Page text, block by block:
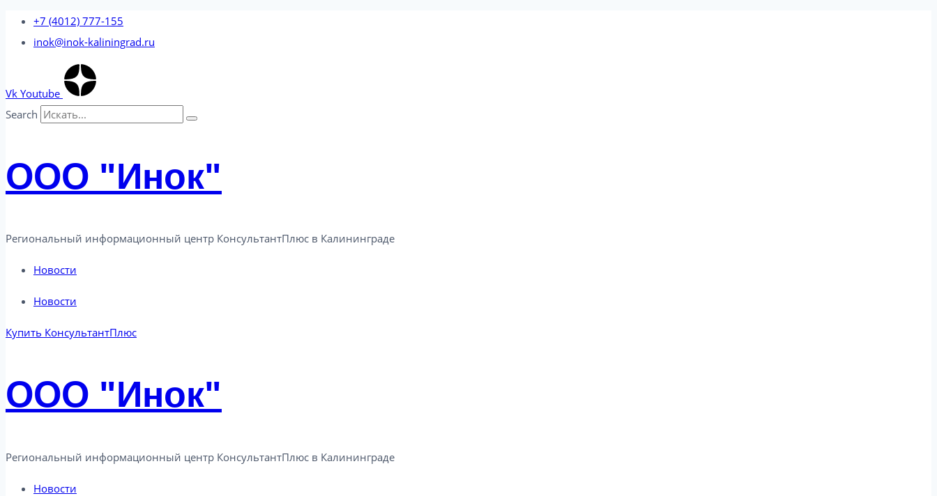
Перейти
содержимому
+7 (4012) 777-155
inok@inok-kaliningrad.ru
Vk Youtube
Search
ООО "Инок"
Региональный информационный центр КонсультантПлюс в Калининграде​
Новости
Новости
Купить КонсультантПлюс
ООО "Инок"
Региональный информационный центр КонсультантПлюс в Калининграде​
Новости